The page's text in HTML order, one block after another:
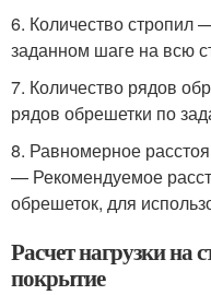
6. Количество стропил
заданном шаге на всю
7. Количество рядов
рядов обрешетки по
8. Равномерное
— Рекомендуемое
обрешеток, для
Расчет нагрузки на
покрытие